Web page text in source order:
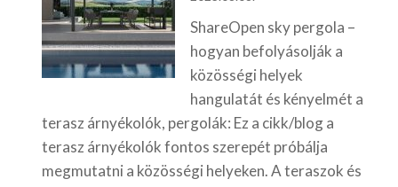
ShareOpen sky pergola –
hogyan befolyásolják a
közösségi helyek
hangulatát és kényelmét a
terasz árnyékolók, pergolák: Ez a cikk/blog a
terasz árnyékolók fontos szerepét próbálja
megmutatni a közösségi helyeken. A teraszok és